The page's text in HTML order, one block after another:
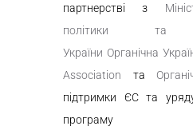
партнерстві з
політики та
України Органічна
Association та
підтримки ЄС та
програму